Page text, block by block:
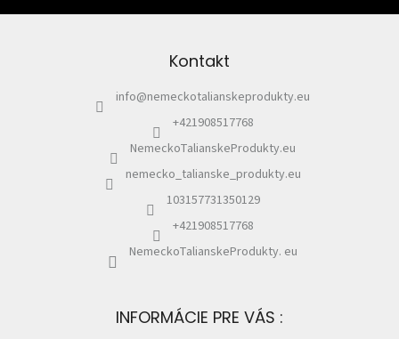
i
u
Kontakt
info@nemeckotalianskeprodukty.eu
+421908517768
NemeckoTalianskeProdukty.eu
nemecko_talianske_produkty.eu
103157731350129
+421908517768
NemeckoTalianskeProdukty. eu
INFORMÁCIE PRE VÁS :